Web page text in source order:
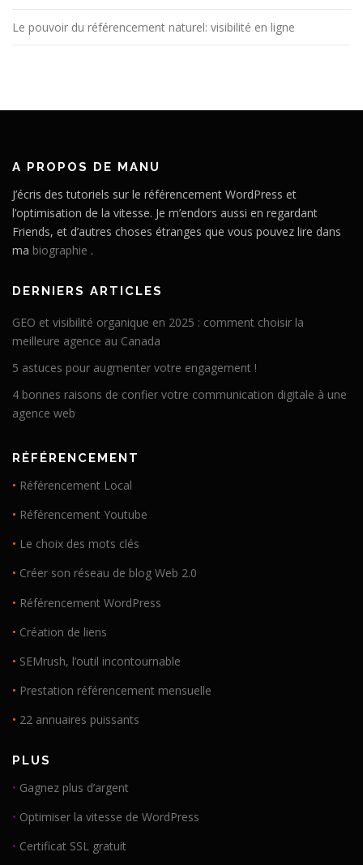
Le pouvoir du référencement naturel: visibilité en ligne
A PROPOS DE MANU
J’écris des tutoriels sur le référencement WordPress et
l’optimisation de la vitesse. Je m’endors aussi en regardant
Friends, et d’autres choses étranges que vous pouvez lire dans
ma biographie .
DERNIERS ARTICLES
GEO et visibilité organique en 2025 : comment choisir la
meilleure agence au Canada
5 astuces pour augmenter votre engagement !
4 bonnes raisons de confier votre communication digitale à une
agence web
RÉFÉRENCEMENT
• Référencement Local
• Référencement Youtube
• Le choix des mots clés
• Créer son réseau de blog Web 2.0
• Référencement WordPress
• Création de liens
• SEMrush, l’outil incontournable
• Prestation référencement mensuelle
• 22 annuaires puissants
PLUS
• Gagnez plus d’argent
• Optimiser la vitesse de WordPress
• Certificat SSL gratuit